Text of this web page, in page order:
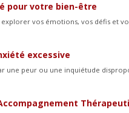
pour votre bien-être
vos émotions, vos défis et
excessive
une peur ou une inquiétude